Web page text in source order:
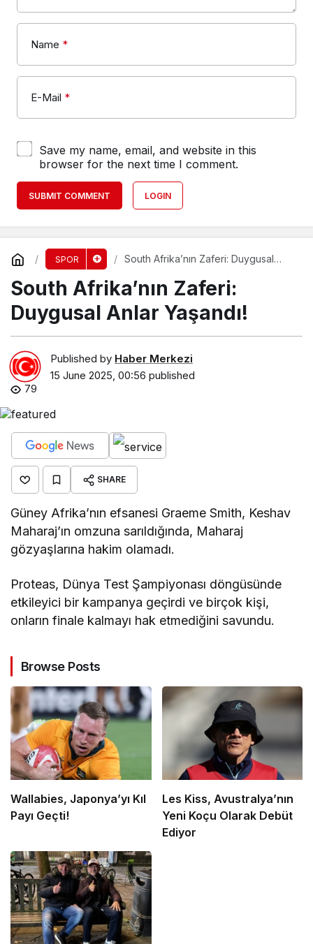
Name *
E-Mail *
Save my name, email, and website in this
browser for the next time I comment.
SUBMIT COMMENT LOGIN
SPOR
South Afrika’nın Zaferi: Duygusal
South Afrika’nın Zaferi:
Duygusal Anlar Yaşandı!
Published by Haber Merkezi
15 June 2025, 00:56 published
79
SHARE
Güney Afrika’nın efsanesi Graeme Smith, Keshav
Maharaj’ın omzuna sarıldığında, Maharaj
gözyaşlarına hakim olamadı.
Proteas, Dünya Test Şampiyonası döngüsünde
etkileyici bir kampanya geçirdi ve birçok kişi,
onların finale kalmayı hak etmediğini savundu.
Browse Posts
Wallabies, Japonya’yı Kıl
Payı Geçti!
Les Kiss, Avustralya’nın
Yeni Koçu Olarak Debüt
Ediyor